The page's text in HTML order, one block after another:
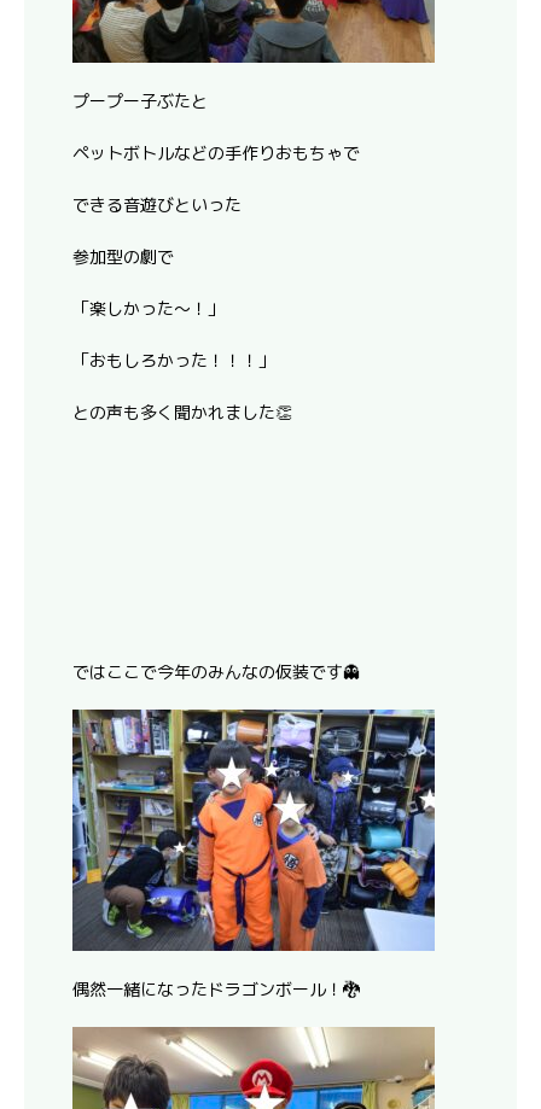
プープー子ぶたと
ペットボトルなどの手作りおもちゃで
できる音遊びといった
参加型の劇で
「楽しかった～！」
「おもしろかった！！！」
との声も多く聞かれました👏
ではここで今年のみんなの仮装です👻
偶然一緒になったドラゴンボール！🐉